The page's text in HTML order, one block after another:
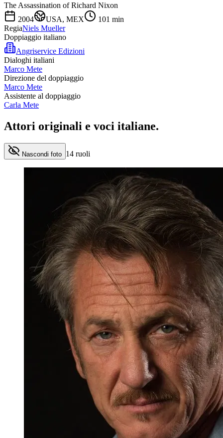
The Assassination of Richard Nixon
2004
USA, MEX 101 min
RegiaNiels Mueller
Doppiaggio italiano
Angriservice Edizioni
Dialoghi italiani
Marco Mete
Direzione del doppiaggio
Marco Mete
Assistente al doppiaggio
Carla Mete
Attori originali e voci italiane.
Nascondi foto 14 ruoli